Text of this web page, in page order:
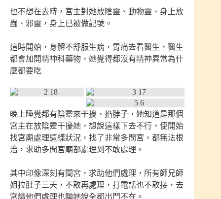
也不想在去時，宮主對她放陰靈、動物靈、身上放
蟲、邪靈，身上已被做記號。
這時開始，身體不舒服生病，胃痛去看醫生，醫生
都會加開精神科藥物，她覺得都沒有精神異常為什
麼都要吃
晚上睡覺都有陰靈來干擾、掐脖子，她知道是那個
宮主在放陰靈干擾她，想說這樣下去不行，便開始
找宮廟處理這樣狀況，找了非常多間宮，都無法根
治，求助多間宮廟都處理到不敢處理。
其中印像深刻有間宮，求助他們處理，所有師兄師
姐拉肚子三天，不敢再處理，打電話也不敢接，去
宮請他們處理也騙她說全都出門不在。